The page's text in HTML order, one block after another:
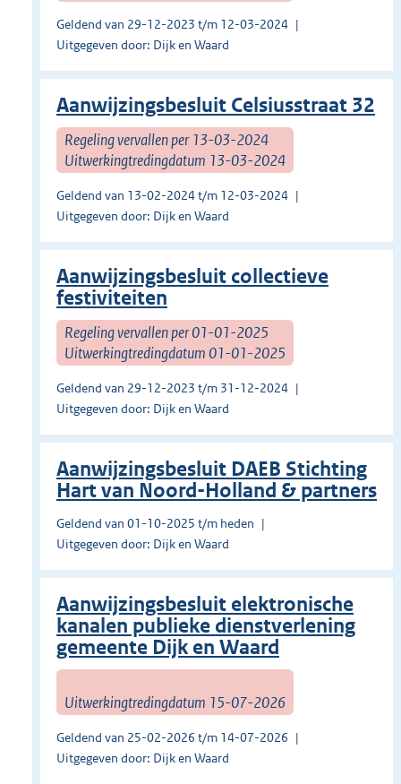
Geldend van 29-12-2023 t/m 12-03-2024
Uitgegeven door: Dijk en Waard
Aanwijzingsbesluit Celsiusstraat 32
Regeling vervallen per 13-03-2024
Uitwerkingtredingdatum 13-03-2024
Geldend van 13-02-2024 t/m 12-03-2024
Uitgegeven door: Dijk en Waard
Aanwijzingsbesluit collectieve
festiviteiten
Regeling vervallen per 01-01-2025
Uitwerkingtredingdatum 01-01-2025
Geldend van 29-12-2023 t/m 31-12-2024
Uitgegeven door: Dijk en Waard
Aanwijzingsbesluit DAEB Stichting
Hart van Noord-Holland & partners
Geldend van 01-10-2025 t/m heden
Uitgegeven door: Dijk en Waard
Aanwijzingsbesluit elektronische
kanalen publieke dienstverlening
gemeente Dijk en Waard
Uitwerkingtredingdatum 15-07-2026
Geldend van 25-02-2026 t/m 14-07-2026
Uitgegeven door: Dijk en Waard